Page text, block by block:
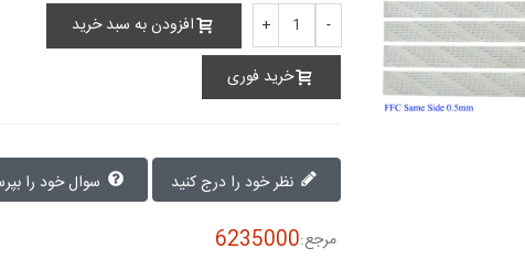
-
+
افزودن به سبد خرید
خرید فوری
مرجع:6235000